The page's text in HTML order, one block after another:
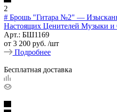
2
# Брошь "Гитара №2" —
Настоящих Ценителей Музыки и
Арт.: БШ1169
от 3 200 руб. /шт
Подробнее
Бесплатная доставка